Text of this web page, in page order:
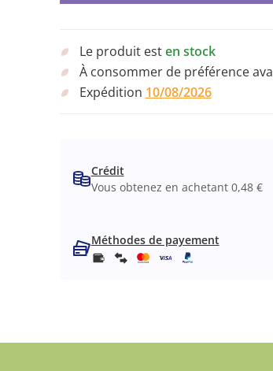
Le produit esten stock
À consommer de préférence
Expédition 10/08/2026
Crédit
Vous obtenez en achetant 0,48 €
Méthodes de payement